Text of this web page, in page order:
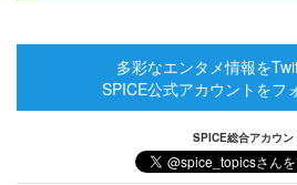
多彩なエンタメ情報を
SPICE公式アカウントをフ
SPICE総合アカウン